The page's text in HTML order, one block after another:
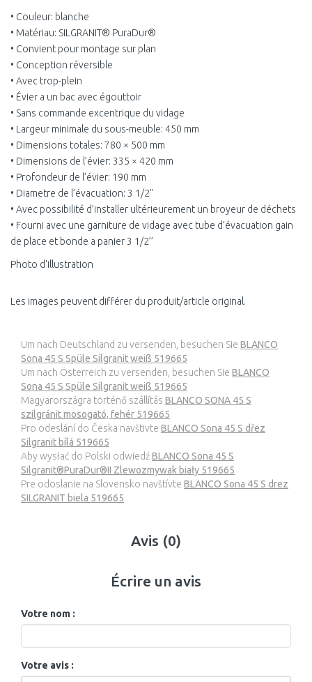
• Couleur: blanche
• Matériau: SILGRANIT® PuraDur®
• Convient pour montage sur plan
• Conception réversible
• Avec trop-plein
• Évier a un bac avec égouttoir
• Sans commande excentrique du vidage
• Largeur minimale du sous-meuble: 450 mm
• Dimensions totales: 780 × 500 mm
• Dimensions de l’évier: 335 × 420 mm
• Profondeur de l’évier: 190 mm
• Diametre de l’évacuation: 3 1/2"
• Avec possibilité d’installer ultérieurement un broyeur de déchets
• Fourni avec une garniture de vidage avec tube d’évacuation gain
de place et bonde a panier 3 1/2’’
Photo d'illustration
Les images peuvent différer du produit/article original.
Um nach Deutschland zu versenden, besuchen Sie BLANCO
Sona 45 S Spüle Silgranit weiß 519665
Um nach Österreich zu versenden, besuchen Sie BLANCO
Sona 45 S Spüle Silgranit weiß 519665
Magyarországra történő szállítás BLANCO SONA 45 S
szilgránit mosogató, fehér 519665
Pro odeslání do Česka navštivte BLANCO Sona 45 S dřez
Silgranit bílá 519665
Aby wysłać do Polski odwiedźBLANCO Sona 45 S
Silgranit®PuraDur®II Zlewozmywak biały 519665
Pre odoslanie na Slovensko navštívte BLANCO Sona 45 S drez
SILGRANIT biela 519665
Avis (0)
Écrire un avis
Votre nom :
Votre avis :